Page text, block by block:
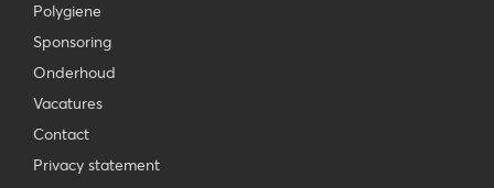
Polygiene
Sponsoring
Onderhoud
Vacatures
Contact
Privacy statement